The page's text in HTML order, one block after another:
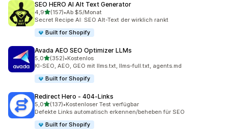
SEO HERO AI Alt Text Generator
4,9von 5 Sternen
(157)
157 Rezensionen insgesamt
•Ab $5/Monat
Secret Recipe AI: SEO Alt-Text der wirklich rankt
Built for Shopify
Avada AEO SEO Optimizer LLMs
5,0von 5 Sternen
(352)
352 Rezensionen insgesamt
•Kostenlos
KI-SEO, AEO, GEO mit llms.txt, llms-full.txt, agents.md
Built for Shopify
Redirect Hero ‑ 404‑Links
5,0von 5 Sternen
(137)
137 Rezensionen insgesamt
•Kostenloser Test verfügbar
Defekte Links automatisch erkennen/beheben für SEO
Built for Shopify